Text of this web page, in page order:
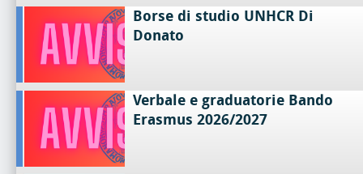
Borse di studio UNHCR Di
Donato
Verbale e graduatorie Bando
Erasmus 2026/2027